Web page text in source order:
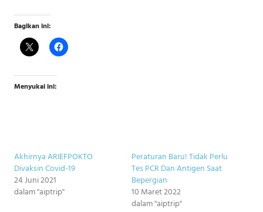
Bagikan ini:
Menyukai ini:
Akhirnya ARIEFPOKTO
Divaksin Covid-19
24 Juni 2021
dalam "aiptrip"
Peraturan Baru! Tidak Perlu
Tes PCR Dan Antigen Saat
Bepergian
10 Maret 2022
dalam "aiptrip"